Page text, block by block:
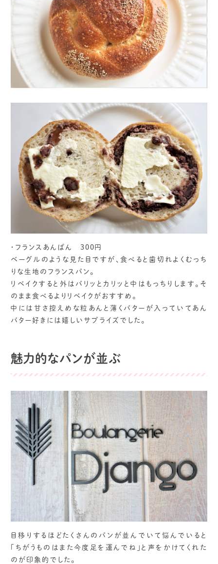
・フランスあんぱん 300円
ベーグルのような見た目ですが、食べると歯切れよくむっち
りな生地のフランスパン。
リベイクすると外はパリッとカリッと中はもっちりします。そ
のまま食べるよりリベイクがおすすめ。
中には甘さ控えめな粒あんと薄くバターが入っていてあん
バター好きには嬉しいサプライズでした。
魅力的なパンが並ぶ
目移りするほどたくさんのパンが並んでいて悩んでいると
「ちがうものはまた今度足を運んでね」と声をかけてくれた
のが印象的でした。